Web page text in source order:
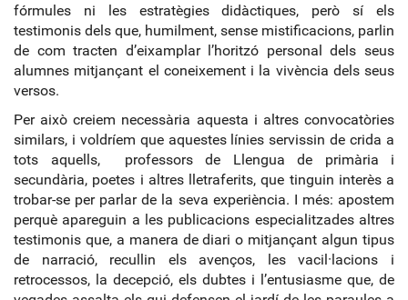
fórmules ni les estratègies didàctiques, però sí els
testimonis dels que, humilment, sense mistificacions, parlin
de com tracten d’eixamplar l’horitzó personal dels seus
alumnes mitjançant el coneixement i la vivència dels seus
versos.
Per això creiem necessària aquesta i altres convocatòries
similars, i voldríem que aquestes línies servissin de crida a
tots aquells, professors de Llengua de primària i
secundària, poetes i altres lletraferits, que tinguin interès a
trobar-se per parlar de la seva experiència. I més: apostem
perquè apareguin a les publicacions especialitzades altres
testimonis que, a manera de diari o mitjançant algun tipus
de narració, recullin els avenços, les vacil·lacions i
retrocessos, la decepció, els dubtes i l’entusiasme que, de